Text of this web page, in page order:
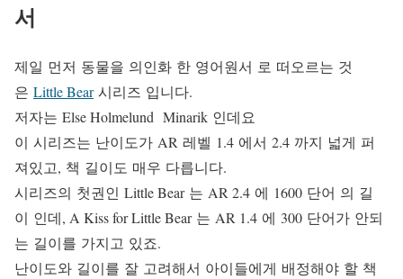
서
제일 먼저 동물을 의인화 한 영어원서 로 떠오르는 것
은 Little Bear시리즈 입니다.
저자는 Else Holmelund Minarik 인데요
이 시리즈는 난이도가 AR 레벨 1.4 에서 2.4 까지 넓게 퍼
져있고, 책 길이도 매우 다릅니다.
시리즈의 첫권인 Little Bear 는 AR 2.4 에 1600 단어 의 길
이 인데, A Kiss for Little Bear 는 AR 1.4 에 300 단어가 안되
는 길이를 가지고 있죠.
난이도와 길이를 잘 고려해서 아이들에게 배정해야 할 책